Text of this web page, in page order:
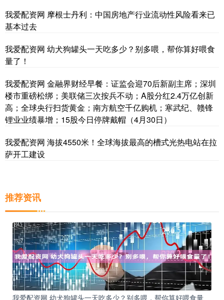
我爱配资网 摩根士丹利：中国房地产行业流动性风险看来已
基本过去
我爱配资网 幼犬狗罐头一天吃多少？别多喂，帮你算好喂食
量了！
我爱配资网 金融界财经早餐：证监会迎70后新副主席；深圳
楼市重磅松绑；美联储三次按兵不动；A股分红2.4万亿创新
高；全球央行扫货黄金；南方航空千亿购机；寒武纪、赣锋
锂业业绩暴增；15股今日停牌戴帽（4月30日）
我爱配资网 海拔4550米！全球海拔最高的槽式光热电站在拉
萨开工建设
推荐资讯
我爱配资网 幼犬狗罐头一天吃多少？别多喂，帮你算好喂食量